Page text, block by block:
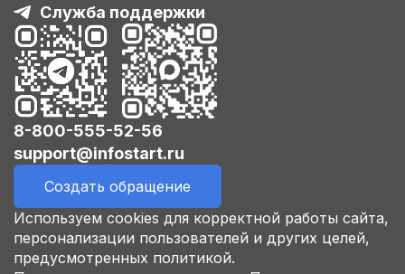
Служба поддержки
8-800-555-52-56
support@infostart.ru
Создать обращение
Используем cookies для корректной работы сайта,
персонализации пользователей и других целей,
предусмотренных политикой.